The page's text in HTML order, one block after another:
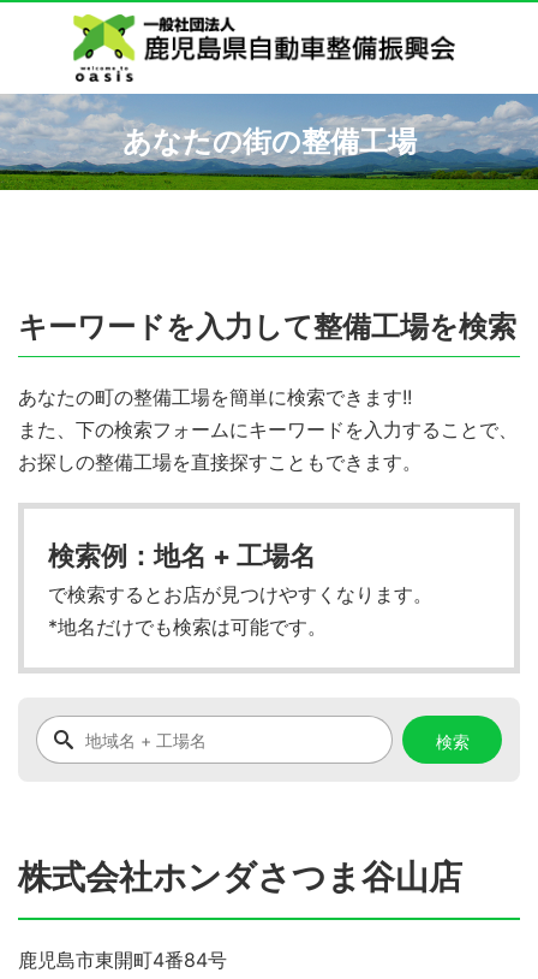
あなたの街の整備工場
キーワードを入力して整備工場を検索
あなたの町の整備工場を簡単に検索できます!!
また、下の検索フォームにキーワードを入力することで、
お探しの整備工場を直接探すこともできます。
検索例：地名 + 工場名
で検索するとお店が見つけやすくなります。
*地名だけでも検索は可能です。
株式会社ホンダさつま谷山店
鹿児島市東開町4番84号